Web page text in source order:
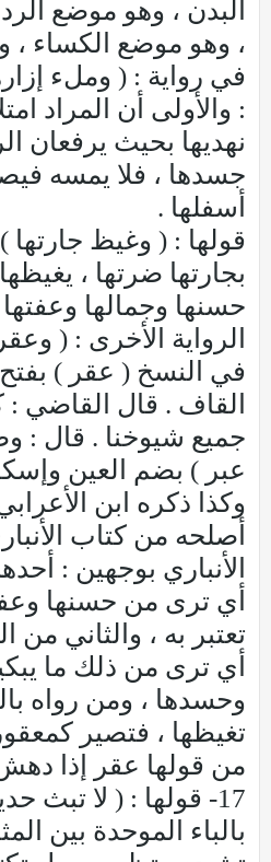
البدن ، وهو موضع
، وهو موضع الكساء ،
في رواية : ( وملء
: والأولى أن المراد
نهديها بحيث يرفعان
جسدها ، فلا يمسه
أسفلها .
قولها : ( وغيظ جارتها )
بجارتها ضرتها ،
حسنها وجمالها
الرواية الأخرى : (
في النسخ ( عقر )
القاف . قال القاضي
جميع شيوخنا . قال :
عبر ) بضم العين
وكذا ذكره ابن
أصلحه من كتاب
الأنباري بوجهين :
أي ترى من حسنها
تعتبر به ، والثاني من
أي ترى من ذلك ما
وحسدها ، ومن رواه
تغيظها ، فتصير
من قولها عقر إذا
17- قولها : ( لا تبث
بالباء الموحدة بين